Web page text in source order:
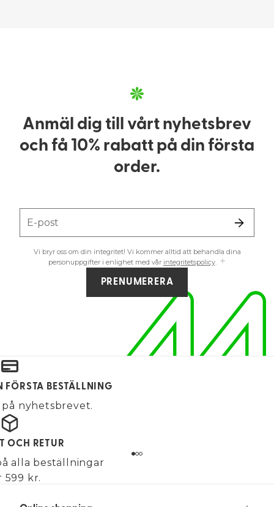
Anmäl dig till vårt nyhetsbrev
och få 10% rabatt på din första
order.
E-post
Vi bryr oss om din integritet! Vi kommer alltid att behandla dina
personuppgifter i enlighet med vår integritetspolicy.
PRENUMERERA
FÖRSTA BESTÄLLNING
nyhetsbrevet.
OCH RETUR
alla beställningar
599 kr.